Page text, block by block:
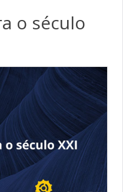
o século